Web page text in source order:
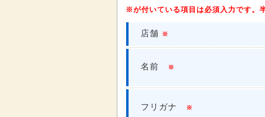
※が付いている項目は必須入力です。
店舗 ※
名前 ※
フリガナ ※